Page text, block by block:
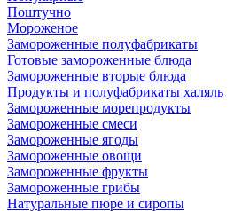
Поштучно
Мороженое
Замороженные полуфабрикаты
Готовые замороженные блюда
Замороженные вторые блюда
Продукты и полуфабрикаты халяль
Замороженные морепродукты
Замороженные смеси
Замороженные ягоды
Замороженные овощи
Замороженные фрукты
Замороженные грибы
Натуральные пюре и сиропы